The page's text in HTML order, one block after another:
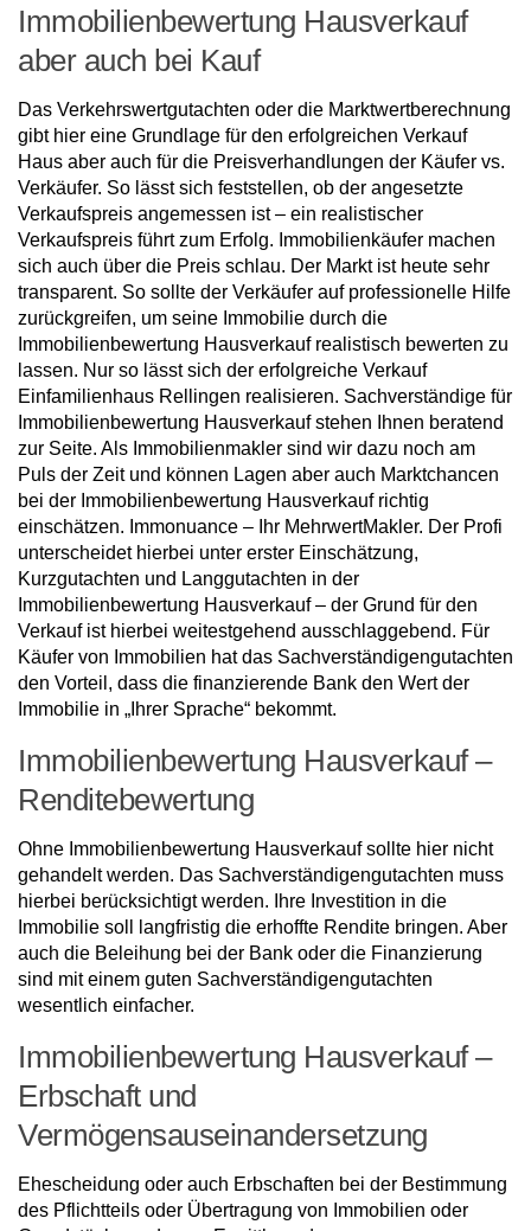
Immobilienbewertung Hausverkauf
aber auch bei Kauf
Das Verkehrswertgutachten oder die Marktwertberechnung
gibt hier eine Grundlage für den erfolgreichen Verkauf
Haus aber auch für die Preisverhandlungen der Käufer vs.
Verkäufer. So lässt sich feststellen, ob der angesetzte
Verkaufspreis angemessen ist – ein realistischer
Verkaufspreis führt zum Erfolg. Immobilienkäufer machen
sich auch über die Preis schlau. Der Markt ist heute sehr
transparent. So sollte der Verkäufer auf professionelle Hilfe
zurückgreifen, um seine Immobilie durch die
Immobilienbewertung Hausverkauf realistisch bewerten zu
lassen. Nur so lässt sich der erfolgreiche Verkauf
Einfamilienhaus Rellingen realisieren. Sachverständige für
Immobilienbewertung Hausverkauf stehen Ihnen beratend
zur Seite. Als Immobilienmakler sind wir dazu noch am
Puls der Zeit und können Lagen aber auch Marktchancen
bei der Immobilienbewertung Hausverkauf richtig
einschätzen. Immonuance – Ihr MehrwertMakler. Der Profi
unterscheidet hierbei unter erster Einschätzung,
Kurzgutachten und Langgutachten in der
Immobilienbewertung Hausverkauf – der Grund für den
Verkauf ist hierbei weitestgehend ausschlaggebend. Für
Käufer von Immobilien hat das Sachverständigengutachten
den Vorteil, dass die finanzierende Bank den Wert der
Immobilie in „Ihrer Sprache“ bekommt.
Immobilienbewertung Hausverkauf –
Renditebewertung
Ohne Immobilienbewertung Hausverkauf sollte hier nicht
gehandelt werden. Das Sachverständigengutachten muss
hierbei berücksichtigt werden. Ihre Investition in die
Immobilie soll langfristig die erhoffte Rendite bringen. Aber
auch die Beleihung bei der Bank oder die Finanzierung
sind mit einem guten Sachverständigengutachten
wesentlich einfacher.
Immobilienbewertung Hausverkauf –
Erbschaft und
Vermögensauseinandersetzung
Ehescheidung oder auch Erbschaften bei der Bestimmung
des Pflichtteils oder Übertragung von Immobilien oder